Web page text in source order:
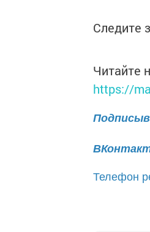
Следите
Читайте
https://
Телефон